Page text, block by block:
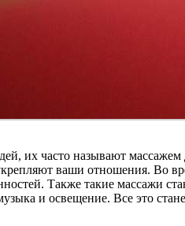
их часто называют
ваши отношения. Во
Также такие массажи
и освещение. Все это